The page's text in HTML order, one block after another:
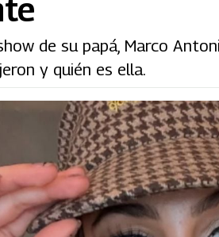
de su papá, Marco
y quién es ella.